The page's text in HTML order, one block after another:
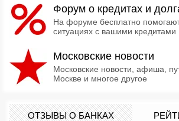
Форум о кредитах и
На форуме бесплатно
ситуациях с вашими кредитами
Московские новости
Московские новости, афиша,
Москве и многое другое
ОТЗЫВЫ О БАНКАХ